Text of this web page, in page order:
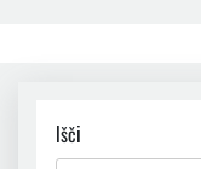
Išči